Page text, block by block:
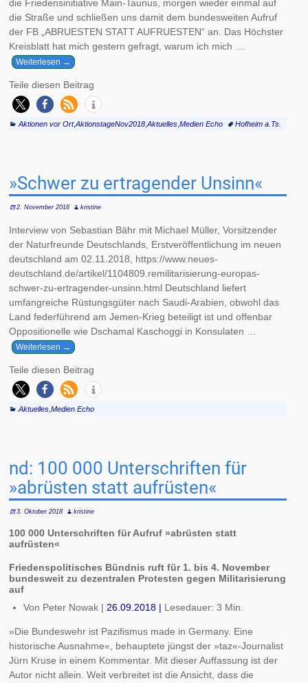
die Friedensinitiative Main-Taunus, morgen wieder einmal auf
die Straße und schließen uns damit dem bundesweiten Aufruf
der FB „ABRUESTEN STATT AUFRUESTEN“ an. Das Höchster
Kreisblatt hat mich gestern gefragt, warum ich mich
Weiterlesen →
Teile diesen Beitrag
Aktionen vor Ort,AktionstageNov2018, Aktuelles, Medien Echo Hofheim a.Ts.
»Schwer zu ertragender Unsinn«
2. November 2018 kristine
Interview von Sebastian Bähr mit Michael Müller, Vorsitzender
der Naturfreunde Deutschlands, Erstveröffentlichung im neuen
deutschland am 02.11.2018, https://www.neues-
deutschland.de/artikel/1104809.remilitarisierung-europas-
schwer-zu-ertragender-unsinn.html Deutschland liefert
umfangreiche Rüstungsgüter nach Saudi-Arabien, obwohl das
Land federführend am Jemen-Krieg beteiligt ist und offenbar
Oppositionelle wie Dschamal Kaschoggi in Konsulaten
Weiterlesen →
Teile diesen Beitrag
Aktuelles, Medien Echo
nd: 100 000 Unterschriften für
»abrüsten statt aufrüsten«
3. Oktober 2018 kristine
100 000 Unterschriften für Aufruf »abrüsten statt
aufrüsten«
Friedenspolitisches Bündnis ruft für 1. bis 4. November
bundesweit zu dezentralen Protesten gegen Militarisierung
auf
Von Peter Nowak | 26.09.2018 | Lesedauer: 3 Min.
»Die Bundeswehr ist Pazifismus made in Germany. Eine
historische Ausnahme«, behauptete jüngst der »taz«-Journalist
Jürn Kruse in einem Kommentar. Mit dieser Auffassung ist der
Autor nicht allein. Weit verbreitet ist die Ansicht, dass die